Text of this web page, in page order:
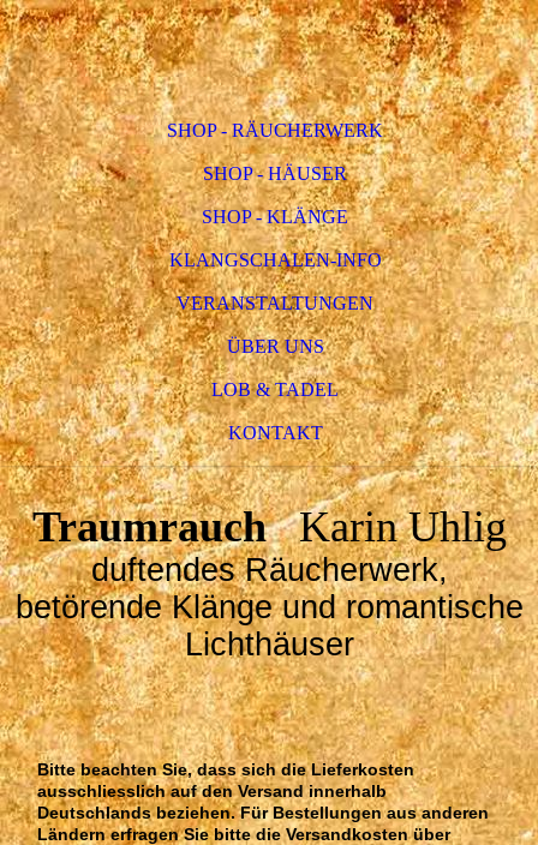
SHOP - RÄUCHERWERK
SHOP - HÄUSER
SHOP - KLÄNGE
KLANGSCHALEN-INFO
VERANSTALTUNGEN
ÜBER UNS
LOB & TADEL
KONTAKT
Traumrauch Karin Uhlig
duftendes Räucherwerk,
betörende Klänge und romantische
Lichthäuser
Bitte beachten Sie, dass sich die Lieferkosten
ausschliesslich auf den Versand innerhalb
Deutschlands beziehen. Für Bestellungen aus anderen
Ländern erfragen Sie bitte die Versandkosten über